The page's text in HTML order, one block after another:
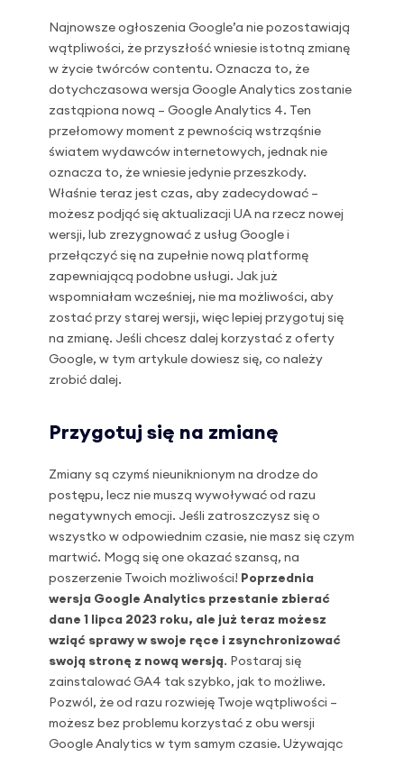
Najnowsze ogłoszenia Google’a nie pozostawiają
wątpliwości, że przyszłość wniesie istotną zmianę
w życie twórców contentu. Oznacza to, że
dotychczasowa wersja Google Analytics zostanie
zastąpiona nową – Google Analytics 4. Ten
przełomowy moment z pewnością wstrząśnie
światem wydawców internetowych, jednak nie
oznacza to, że wniesie jedynie przeszkody.
Właśnie teraz jest czas, aby zadecydować –
możesz podjąć się aktualizacji UA na rzecz nowej
wersji, lub zrezygnować z usług Google i
przełączyć się na zupełnie nową platformę
zapewniającą podobne usługi. Jak już
wspomniałam wcześniej, nie ma możliwości, aby
zostać przy starej wersji, więc lepiej przygotuj się
na zmianę. Jeśli chcesz dalej korzystać z oferty
Google, w tym artykule dowiesz się, co należy
zrobić dalej.
Przygotuj się na zmianę
Zmiany są czymś nieuniknionym na drodze do
postępu, lecz nie muszą wywoływać od razu
negatywnych emocji. Jeśli zatroszczysz się o
wszystko w odpowiednim czasie, nie masz się czym
martwić. Mogą się one okazać szansą, na
poszerzenie Twoich możliwości! Poprzednia
wersja Google Analytics przestanie zbierać
dane 1 lipca 2023 roku, ale już teraz możesz
wziąć sprawy w swoje ręce i zsynchronizować
swoją stronę z nową wersją. Postaraj się
zainstalować GA4 tak szybko, jak to możliwe.
Pozwól, że od razu rozwieję Twoje wątpliwości –
możesz bez problemu korzystać z obu wersji
Google Analytics w tym samym czasie. Używając